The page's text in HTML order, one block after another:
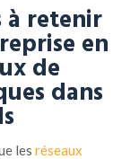
à retenir
en
de
dans
les réseaux